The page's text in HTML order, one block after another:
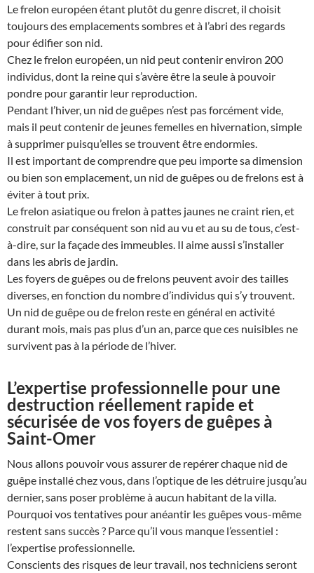
Le frelon européen étant plutôt du genre discret, il choisit
toujours des emplacements sombres et à l’abri des regards
pour édifier son nid.
Chez le frelon européen, un nid peut contenir environ 200
individus, dont la reine qui s’avère être la seule à pouvoir
pondre pour garantir leur reproduction.
Pendant l’hiver, un nid de guêpes n’est pas forcément vide,
mais il peut contenir de jeunes femelles en hivernation, simple
à supprimer puisqu’elles se trouvent être endormies.
Il est important de comprendre que peu importe sa dimension
ou bien son emplacement, un nid de guêpes ou de frelons est à
éviter à tout prix.
Le frelon asiatique ou frelon à pattes jaunes ne craint rien, et
construit par conséquent son nid au vu et au su de tous, c’est-
à-dire, sur la façade des immeubles. Il aime aussi s’installer
dans les abris de jardin.
Les foyers de guêpes ou de frelons peuvent avoir des tailles
diverses, en fonction du nombre d’individus qui s’y trouvent.
Un nid de guêpe ou de frelon reste en général en activité
durant mois, mais pas plus d’un an, parce que ces nuisibles ne
survivent pas à la période de l’hiver.
L’expertise professionnelle pour une
destruction réellement rapide et
sécurisée de vos foyers de guêpes à
Saint-Omer
Nous allons pouvoir vous assurer de repérer chaque nid de
guêpe installé chez vous, dans l’optique de les détruire jusqu’au
dernier, sans poser problème à aucun habitant de la villa.
Pourquoi vos tentatives pour anéantir les guêpes vous-même
restent sans succès ? Parce qu’il vous manque l’essentiel :
l’expertise professionnelle.
Conscients des risques de leur travail, nos techniciens seront